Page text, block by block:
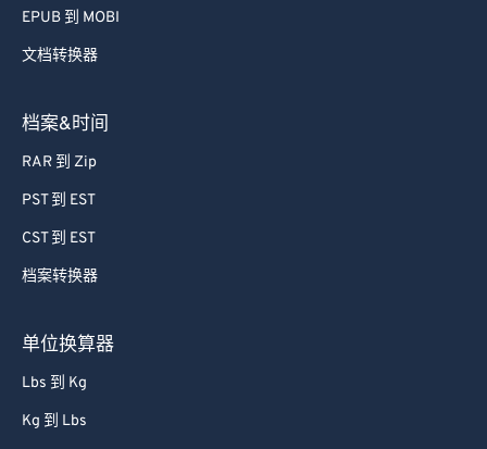
EPUB 到 MOBI
文档转换器
档案&时间
RAR 到 Zip
PST 到 EST
CST 到 EST
档案转换器
单位换算器
Lbs 到 Kg
Kg 到 Lbs